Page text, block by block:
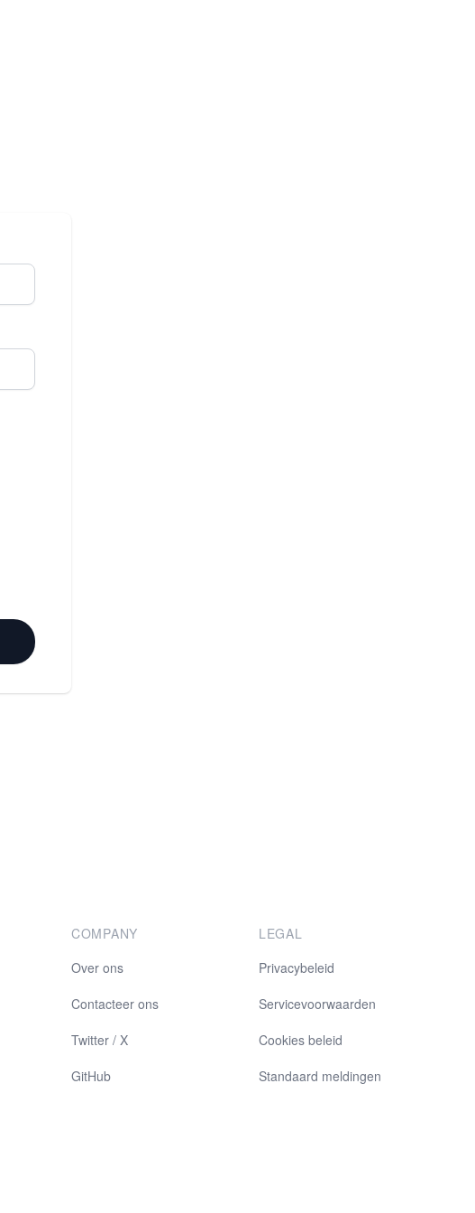
COMPANY
Over ons
Contacteer ons
Twitter / X
GitHub
LEGAL
Privacybeleid
Servicevoorwaarden
Cookies beleid
Standaard meldingen